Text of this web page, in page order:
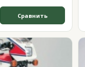
Сравнить